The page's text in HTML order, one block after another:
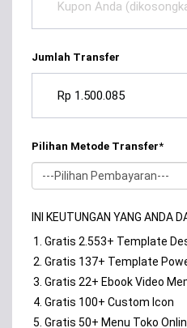
Jumlah Transfer
Pilihan Metode Transfer*
---Pilihan Pembayaran---
INI KEUTUNGAN YANG ANDA
Gratis 2.553+ Template
Gratis 137+ Template
Gratis 22+ Ebook Video
Gratis 100+ Custom Icon
Gratis 50+ Menu Toko